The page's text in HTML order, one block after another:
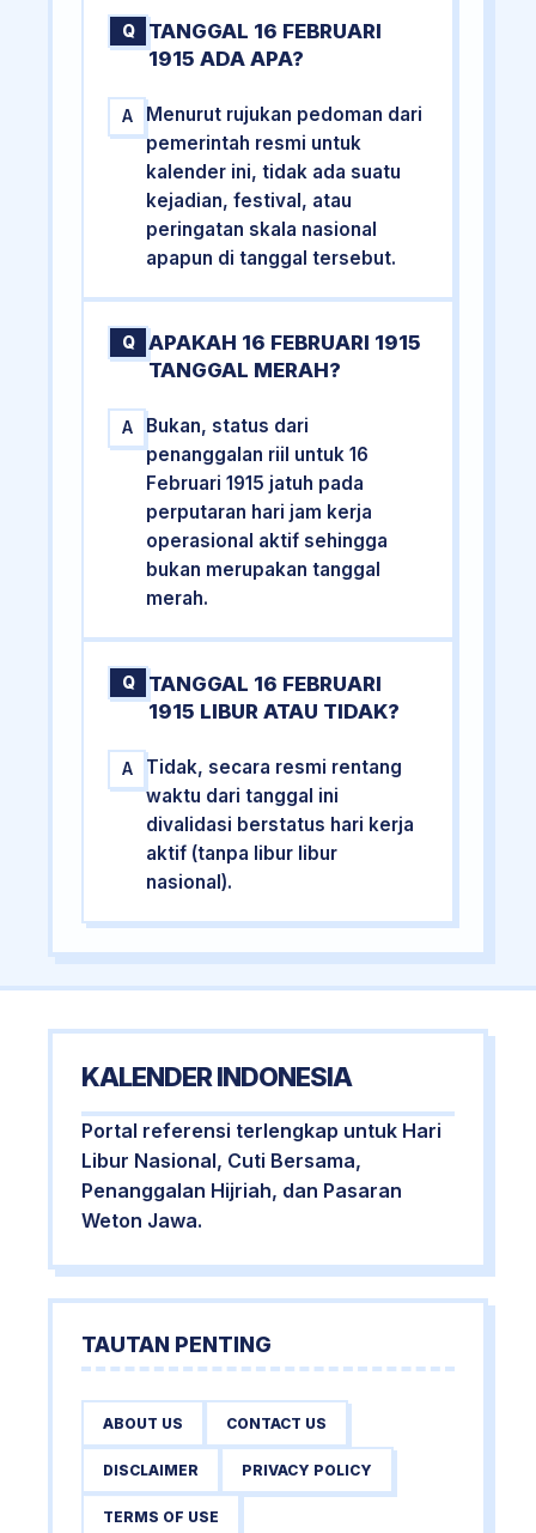
Q
TANGGAL 16 FEBRUARI
1915 ADA APA?
A
Menurut rujukan pedoman dari
pemerintah resmi untuk
kalender ini, tidak ada suatu
kejadian, festival, atau
peringatan skala nasional
apapun di tanggal tersebut.
Q
APAKAH 16 FEBRUARI 1915
TANGGAL MERAH?
A
Bukan, status dari
penanggalan riil untuk 16
Februari 1915 jatuh pada
perputaran hari jam kerja
operasional aktif sehingga
bukan merupakan tanggal
merah.
Q
TANGGAL 16 FEBRUARI
1915 LIBUR ATAU TIDAK?
A
Tidak, secara resmi rentang
waktu dari tanggal ini
divalidasi berstatus hari kerja
aktif (tanpa libur libur
nasional).
KALENDER INDONESIA
Portal referensi terlengkap untuk Hari
Libur Nasional, Cuti Bersama,
Penanggalan Hijriah, dan Pasaran
Weton Jawa.
TAUTAN PENTING
ABOUT US CONTACT US
DISCLAIMER PRIVACY POLICY
TERMS OF USE